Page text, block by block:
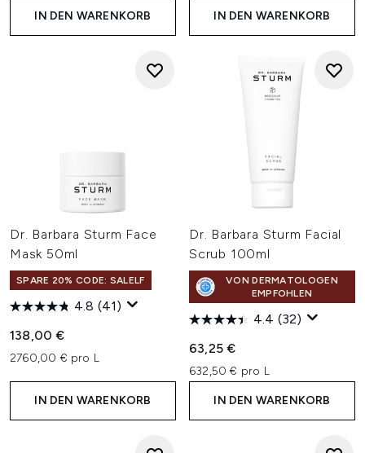
IN DEN WARENKORB IN DEN WARENKORB
Dr. Barbara Sturm Face
Mask 50ml
SPARE 20% CODE: SALELF
4.8 (41)
138,00 €
2760,00 € pro L
IN DEN WARENKORB
Dr. Barbara Sturm Facial
Scrub 100ml
VON DERMATOLOGEN
EMPFOHLEN
4.4 (32)
63,25 €
632,50 € pro L
IN DEN WARENKORB